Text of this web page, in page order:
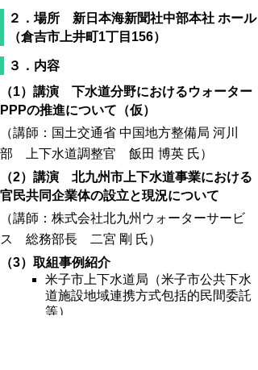
２．場所 新日本海新聞社中部本社 ホール
（倉吉市上井町1丁目156）
３．内容
（1）講演 下水道分野におけるウォーター
PPPの推進について（仮）
（講師：国土交通省 中国地方整備局 河川
部 上下水道調整官 飯田 博英 氏）
（2）講演 北九州市上下水道事業における
官民共同企業体の設立と現況について
（講師：株式会社北九州ウォーターサービ
ス 総務部長 二宮 剛 氏）
（3）取組事例紹介
米子市上下水道局（米子市公共下水
道施設地域連携方式包括的民間委託
等）